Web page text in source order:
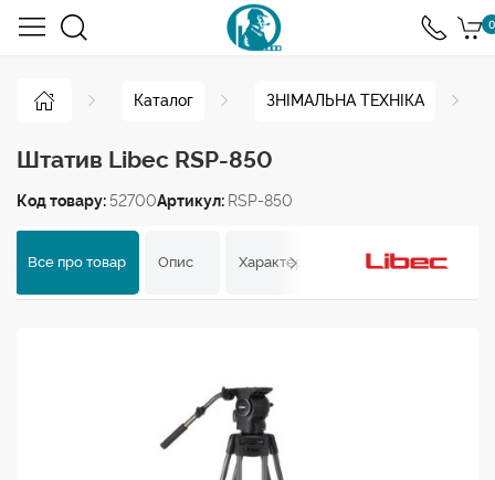
0
Каталог ЗНІМАЛЬНА ТЕХНІКА
Штатив Libec RSP-850
Код товару: 52700Артикул: RSP-850
Все про товар Опис Характеристики Відгуки